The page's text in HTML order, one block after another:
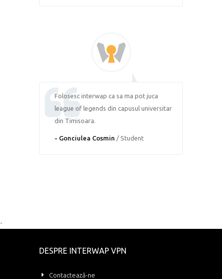
Folosesc interwap ca sa ma pot juca
league of legends din capusul universitar
din Timisoara.
- Gonciulea Cosmin / Student
-
DESPRE INTERWAP VPN
Contactează-ne